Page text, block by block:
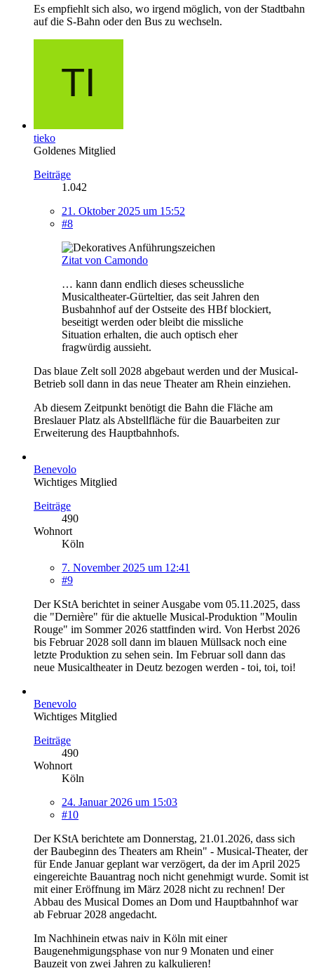
Es empfiehlt sich also, wo irgend möglich, von der Stadtbahn
auf die S-Bahn oder den Bus zu wechseln.
tieko
Goldenes Mitglied
Beiträge
1.042
21. Oktober 2025 um 15:52
#8
Zitat von Camondo
… kann dann endlich dieses scheussliche
Musicaltheater-Gürteltier, das seit Jahren den
Busbahnhof auf der Ostseite des HBf blockiert,
beseitigt werden oder bleibt die missliche
Situation erhalten, die auch optisch eher
fragwürdig aussieht.
Das blaue Zelt soll 2028 abgebaut werden und der Musical-
Betrieb soll dann in das neue Theater am Rhein einziehen.
Ab diesem Zeitpunkt benötigt die Bahn die Fläche am
Breslauer Platz als Abstellfläche für die Bauarbeiten zur
Erweiterung des Hauptbahnhofs.
Benevolo
Wichtiges Mitglied
Beiträge
490
Wohnort
Köln
7. November 2025 um 12:41
#9
Der KStA berichtet in seiner Ausgabe vom 05.11.2025, dass
die "Dernière" für die aktuelle Musical-Produktion "Moulin
Rouge" im Sommer 2026 stattfinden wird. Von Herbst 2026
bis Februar 2028 soll dann im blauen Müllsack noch eine
letzte Produktion zu sehen sein. Im Februar soll dann das
neue Musicaltheater in Deutz bezogen werden - toi, toi, toi!
Benevolo
Wichtiges Mitglied
Beiträge
490
Wohnort
Köln
24. Januar 2026 um 15:03
#10
Der KStA berichtete am Donnerstag, 21.01.2026, dass sich
der Baubeginn des Theaters am Rhein" - Musical-Theater, der
für Ende Januar geplant war verzögert, da der im April 2025
eingereichte Bauantrag noch nicht genehmigt wurde. Somit ist
mit einer Eröffnung im März 2028 nicht zu rechnen! Der
Abbau des Musical Domes an Dom und Hauptbahnhof war
ab Februar 2028 angedacht.
Im Nachhinein etwas naiv in Köln mit einer
Baugenehmigungsphase von nur 9 Monaten und einer
Bauzeit von zwei Jahren zu kalkulieren!